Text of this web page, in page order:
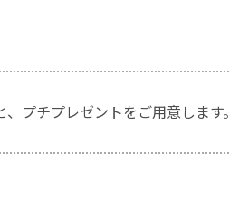
プチプレゼントをご用意します。